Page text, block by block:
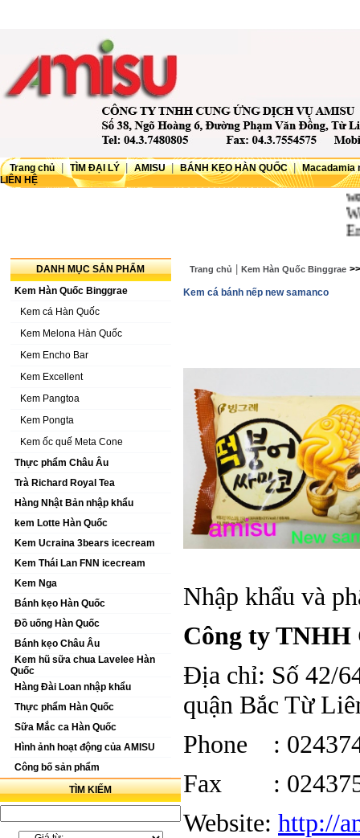
Trang chủ | TÌM ĐẠI LÝ | AMISU | BÁNH KẸO HÀN QUỐC | Macadamia
LIÊN HỆ
DANH MỤC SẢN PHẨM
Kem Hàn Quốc Binggrae
Kem cá Hàn Quốc
Kem Melona Hàn Quốc
Kem Encho Bar
Kem Excellent
Kem Pangtoa
Kem Pongta
Kem ốc quế Meta Cone
Thực phẩm Châu Âu
Trà Richard Royal Tea
Hàng Nhật Bản nhập khẩu
kem Lotte Hàn Quốc
Kem Ucraina 3bears icecream
Kem Thái Lan FNN icecream
Kem Nga
Bánh kẹo Hàn Quốc
Đồ uống Hàn Quốc
Bánh kẹo Châu Âu
Kem hũ sữa chua Lavelee Hàn
Quốc
Hàng Đài Loan nhập khẩu
Thực phẩm Hàn Quốc
Sữa Mắc ca Hàn Quốc
Hình ảnh hoạt động của AMISU
Công bố sản phẩm
TÌM KIẾM
Trang chủ Kem Hàn Quốc Binggrae >>
Kem cá bánh nếp new samanco
Nhập khẩu và
Công ty TNHH
Địa chỉ: Số 42/
quận Bắc Từ
Phone :
Fax :
Website: http://